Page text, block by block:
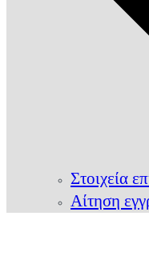
Στοιχεία
Αίτηση